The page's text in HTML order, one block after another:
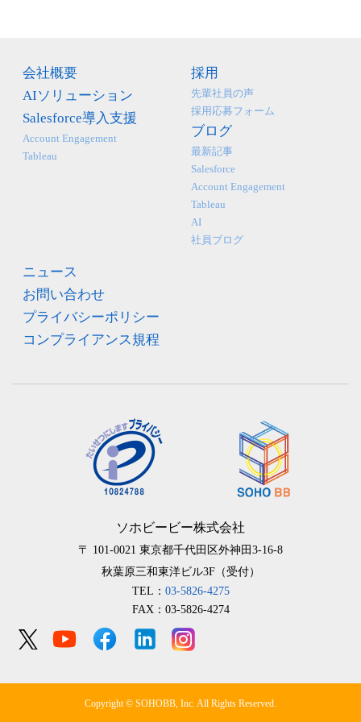
会社概要
AIソリューション
Salesforce導入支援
Account Engagement
Tableau
採用
先輩社員の声
採用応募フォーム
ブログ
最新記事
Salesforce
Account Engagement
Tableau
AI
社員ブログ
ニュース
お問い合わせ
プライバシーポリシー
コンプライアンス規程
ソホビービー株式会社
〒 101-0021 東京都千代田区外神田3-16-8
秋葉原三和東洋ビル3F（受付）
TEL： 03-5826-4275
FAX：03-5826-4274
Copyright © SOHOBB, Inc. All Rights Reserved.